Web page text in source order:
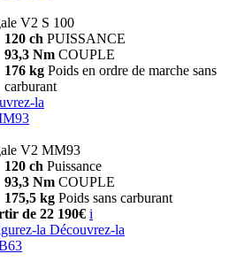
V2 S 100
120 ch PUISSANCE
93,3 Nm COUPLE
176 kg Poids en ordre de marche sans
carburant
la
V2 MM93
120 ch Puissance
93,3 Nm COUPLE
175,5 kg Poids sans carburant
de 22 190€ i
la Découvrez-la